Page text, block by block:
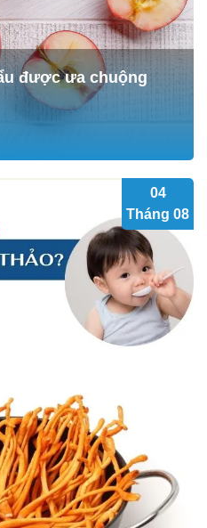
được ưa chuộng
sống ngày càng được
tâm nhiều hơn đến vấn
trái...
04
Tháng 08